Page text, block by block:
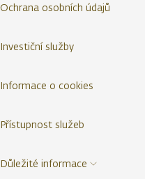
Ochrana osobních údajů
Investiční služby
Informace o cookies
Přístupnost služeb
Důležité informace